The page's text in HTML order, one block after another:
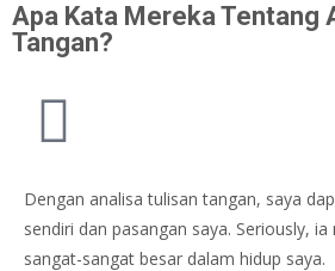
Apa Kata Mereka Tentang
Tangan?
Dengan analisa tulisan tangan, saya
sendiri dan pasangan saya. Seriously,
sangat-sangat besar dalam hidup saya.